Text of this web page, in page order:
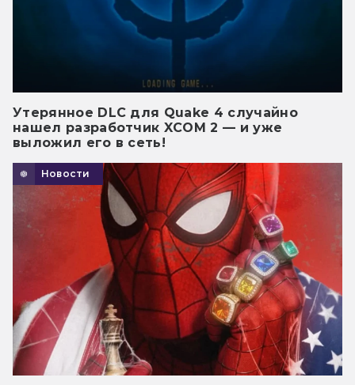
Утерянное DLC для Quake 4 случайно
нашел разработчик XCOM 2 — и уже
выложил его в сеть!
Новости